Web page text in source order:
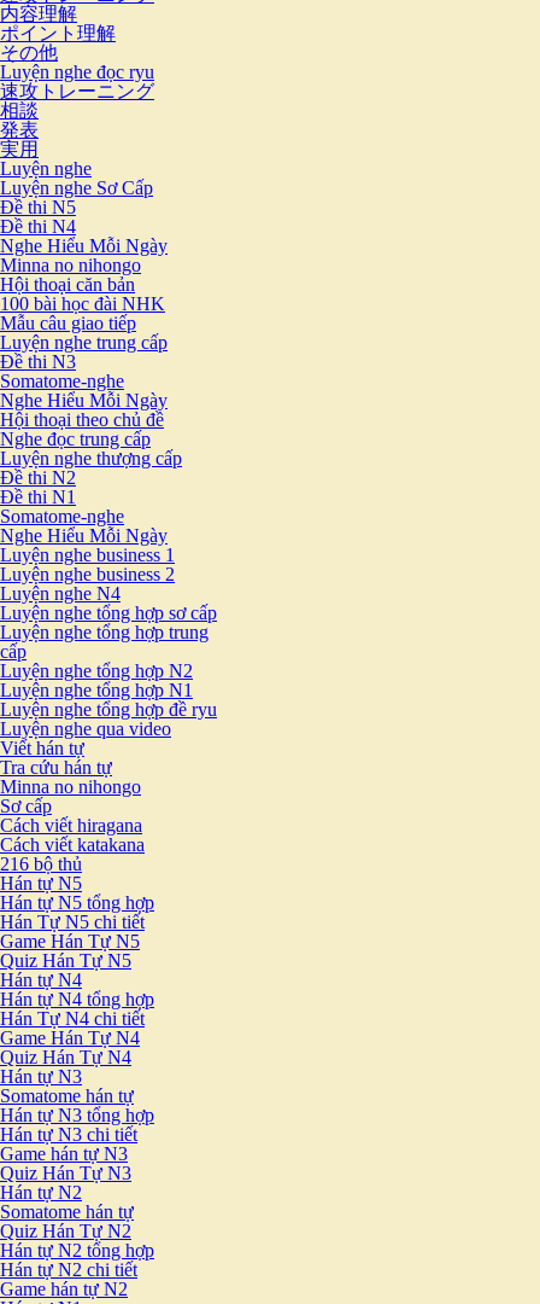
内容理解
ポイント理解
その他
Luyện nghe đọc ryu
速攻トレーニング
相談
発表
実用
Luyện nghe
Luyện nghe Sơ Cấp
Đề thi N5
Đề thi N4
Nghe Hiểu Mỗi Ngày
Minna no nihongo
Hội thoại căn bản
100 bài học đài NHK
Mẫu câu giao tiếp
Luyện nghe trung cấp
Đề thi N3
Somatome-nghe
Nghe Hiểu Mỗi Ngày
Hội thoại theo chủ đề
Nghe đọc trung cấp
Luyện nghe thượng cấp
Đề thi N2
Đề thi N1
Somatome-nghe
Nghe Hiểu Mỗi Ngày
Luyện nghe business 1
Luyện nghe business 2
Luyện nghe N4
Luyện nghe tổng hợp sơ cấp
Luyện nghe tổng hợp trung
cấp
Luyện nghe tổng hợp N2
Luyện nghe tổng hợp N1
Luyện nghe tổng hợp đề ryu
Luyện nghe qua video
Viết hán tự
Tra cứu hán tự
Minna no nihongo
Sơ cấp
Cách viết hiragana
Cách viết katakana
216 bộ thủ
Hán tự N5
Hán tự N5 tổng hợp
Hán Tự N5 chi tiết
Game Hán Tự N5
Quiz Hán Tự N5
Hán tự N4
Hán tự N4 tổng hợp
Hán Tự N4 chi tiết
Game Hán Tự N4
Quiz Hán Tự N4
Hán tự N3
Somatome hán tự
Hán tự N3 tổng hợp
Hán tự N3 chi tiết
Game hán tự N3
Quiz Hán Tự N3
Hán tự N2
Somatome hán tự
Quiz Hán Tự N2
Hán tự N2 tổng hợp
Hán tự N2 chi tiết
Game hán tự N2